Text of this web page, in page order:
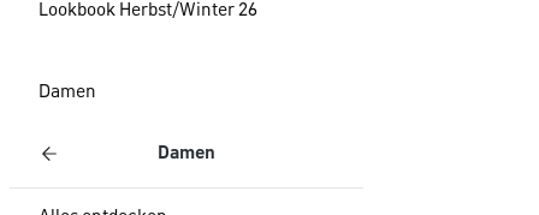
Lookbook Herbst/Winter 26
Damen
Damen